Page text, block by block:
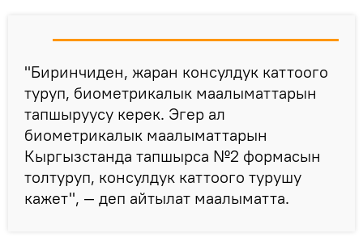
"Биринчиден, жаран консулдук каттоого
туруп, биометрикалык маалыматтарын
тапшыруусу керек. Эгер ал
биометрикалык маалыматтарын
Кыргызстанда тапшырса №2 формасын
толтуруп, консулдук каттоого турушу
кажет", — деп айтылат маалыматта.